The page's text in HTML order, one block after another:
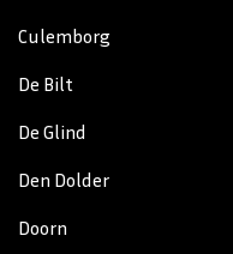
Culemborg
De Bilt
De Glind
Den Dolder
Doorn